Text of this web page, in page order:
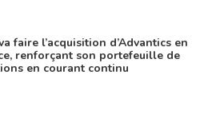
faire l’acquisition d’Advantics en
renforçant son portefeuille de
en courant continu